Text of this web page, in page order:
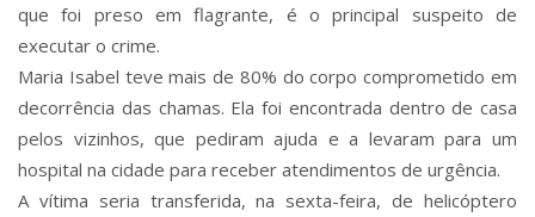
que foi preso em flagrante, é o principal suspeito de
executar o crime.
Maria Isabel teve mais de 80% do corpo comprometido em
decorrência das chamas. Ela foi encontrada dentro de casa
pelos vizinhos, que pediram ajuda e a levaram para um
hospital na cidade para receber atendimentos de urgência.
A vítima seria transferida, na sexta-feira, de helicóptero